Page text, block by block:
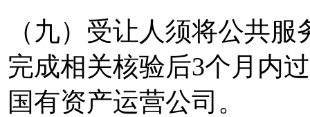
（九）受让人须将公共
完成相关核验后3个月内
国有资产运营公司。